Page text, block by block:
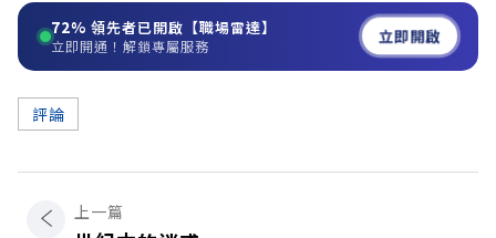
72% 領先者已開啟【職場雷達】
立即開通！解鎖專屬服務 立即開啟
評論
上一篇